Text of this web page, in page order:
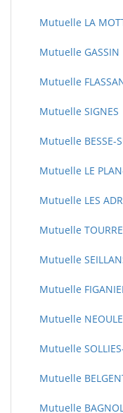
Mutuelle LA
Mutuelle GASSIN
Mutuelle
Mutuelle SIGNES
Mutuelle BESSE-
Mutuelle LE
Mutuelle LES
Mutuelle
Mutuelle
Mutuelle
Mutuelle
Mutuelle
Mutuelle
Mutuelle